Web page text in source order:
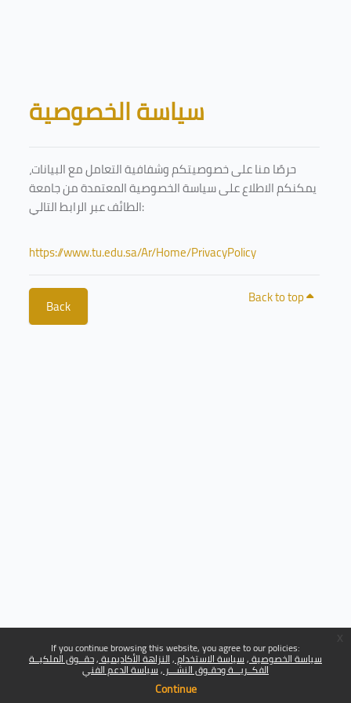
If you continue browsing this website, you agree to our policies:
سياسة الخصوصية سياسة الاستخدام النزاهة الأكاديمية حقــوق الملكيــة
الفكــريـــة وحقـوق النشـــر سياسة الدعم الفني
Continue
Blocks
سياسة الخصوصية
حرصًا منا على خصوصيتكم وشفافية التعامل مع البيانات،
يمكنكم الاطلاع على سياسة الخصوصية المعتمدة من جامعة
الطائف عبر الرابط التالي:
https://www.tu.edu.sa/Ar/Home/PrivacyPolicy
Back Back to top